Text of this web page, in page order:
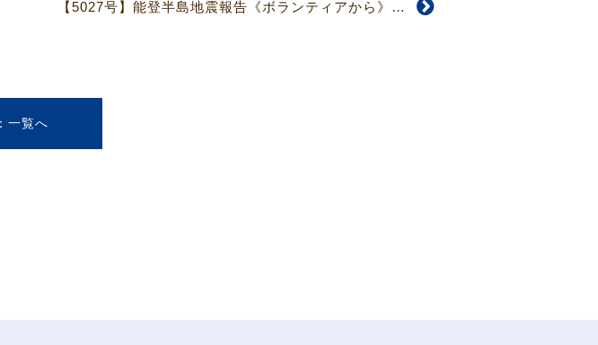
【5027号】能登半島地震報告《ボランティアから》 、能登半島地震一年を覚えて祈祷会（３面）